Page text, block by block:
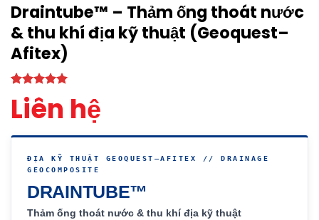
Draintube™ – Thảm ống thoát nước
& thu khí địa kỹ thuật (Geoquest–
Afitex)
5.00
trên 5
dựa trên
đánh giá
Liên hệ
ĐỊA KỸ THUẬT GEOQUEST–AFITEX // DRAINAGE
GEOCOMPOSITE
DRAINTUBE™
Thảm ống thoát nước & thu khí địa kỹ thuật